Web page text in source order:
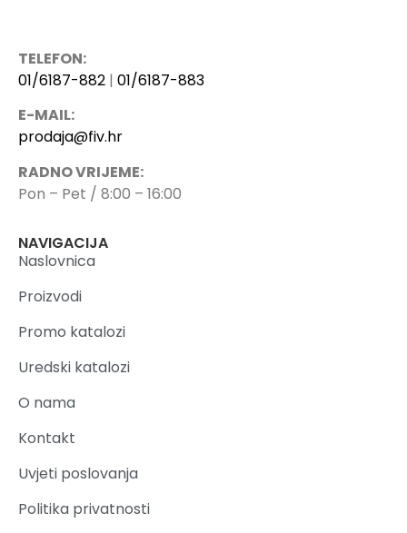
TELEFON:
01/6187-882 | 01/6187-883
E-MAIL:
prodaja@fiv.hr
RADNO VRIJEME:
Pon – Pet / 8:00 – 16:00
NAVIGACIJA
Naslovnica
Proizvodi
Promo katalozi
Uredski katalozi
O nama
Kontakt
Uvjeti poslovanja
Politika privatnosti